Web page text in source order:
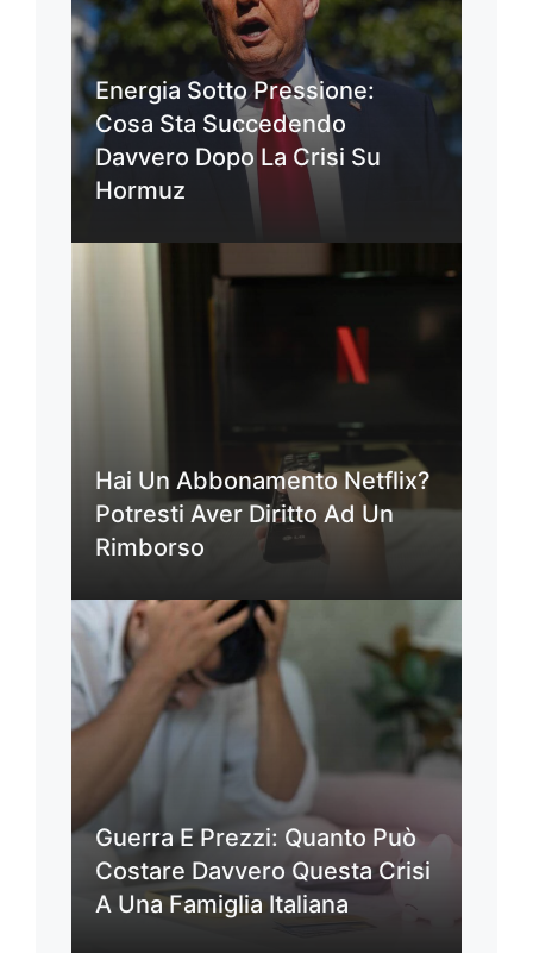
Energia Sotto Pressione:
Cosa Sta Succedendo
Davvero Dopo La Crisi Su
Hormuz
Hai Un Abbonamento Netflix?
Potresti Aver Diritto Ad Un
Rimborso
Guerra E Prezzi: Quanto Può
Costare Davvero Questa Crisi
A Una Famiglia Italiana